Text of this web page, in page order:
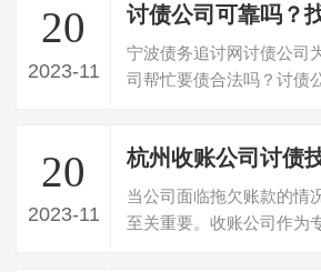
20
2023-11
宁波债务追讨网讨债公司
司帮忙要债合法吗？讨债
20
2023-11
当公司面临拖欠账款的情
至关重要。收账公司作为